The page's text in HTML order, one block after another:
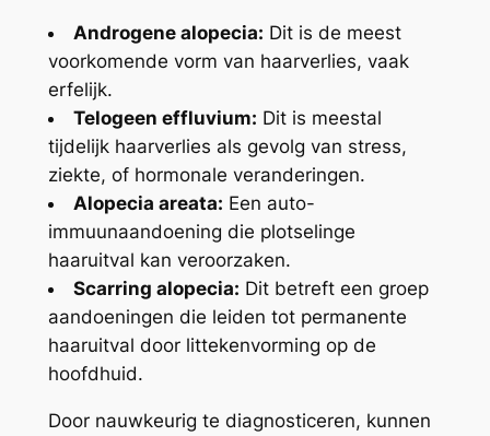
Androgene alopecia: Dit is de meest
voorkomende vorm van haarverlies, vaak
erfelijk.
Telogeen effluvium: Dit is meestal
tijdelijk haarverlies als gevolg van stress,
ziekte, of hormonale veranderingen.
Alopecia areata: Een auto-
immuunaandoening die plotselinge
haaruitval kan veroorzaken.
Scarring alopecia: Dit betreft een groep
aandoeningen die leiden tot permanente
haaruitval door littekenvorming op de
hoofdhuid.
Door nauwkeurig te diagnosticeren, kunnen